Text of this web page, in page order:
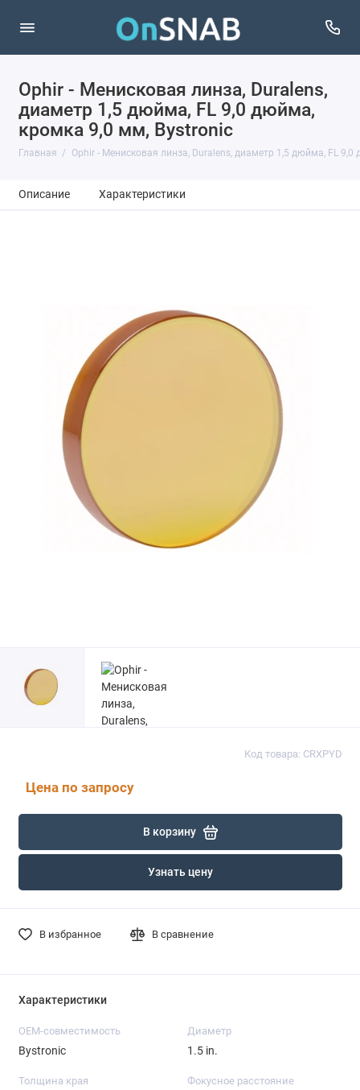
Ophir - Менисковая линза, Duralens,
диаметр 1,5 дюйма, FL 9,0 дюйма,
кромка 9,0 мм, Bystronic
Главная Ophir - Менисковая линза, Duralens, диаметр 1,5 дюйма, FL
Описание Характеристики
Код товара: CRXPYD
Цена по запросу
В корзину
Узнать цену
В избранное В сравнение
Характеристики
OEM-совместимость
Bystronic
Диаметр
1.5 in.
Толщина края Фокусное расстояние